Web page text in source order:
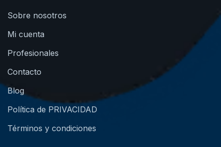
Sobre nosotros
Mi cuenta
Profesionales
Contacto
Blog
Política de PRIVACIDAD
Términos y condiciones